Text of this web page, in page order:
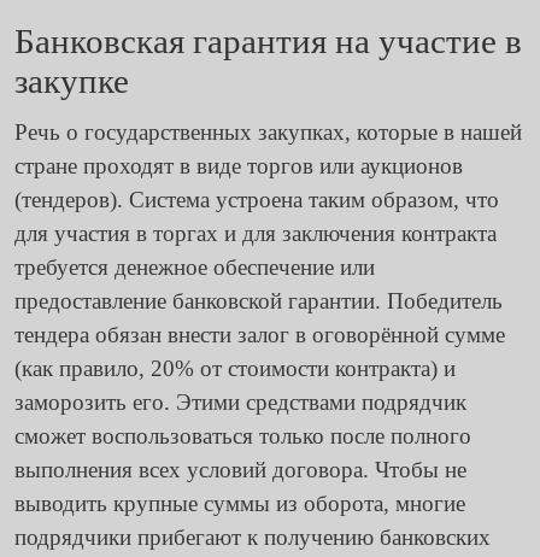
Банковская гарантия на участие в
закупке
Речь о государственных закупках, которые в нашей
стране проходят в виде торгов или аукционов
(тендеров). Система устроена таким образом, что
для участия в торгах и для заключения контракта
требуется денежное обеспечение или
предоставление банковской гарантии. Победитель
тендера обязан внести залог в оговорённой сумме
(как правило, 20% от стоимости контракта) и
заморозить его. Этими средствами подрядчик
сможет воспользоваться только после полного
выполнения всех условий договора. Чтобы не
выводить крупные суммы из оборота, многие
подрядчики прибегают к получению банковских